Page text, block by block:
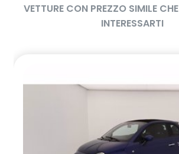
VETTURE CON PREZZO SIMILE
INTERESSARTI